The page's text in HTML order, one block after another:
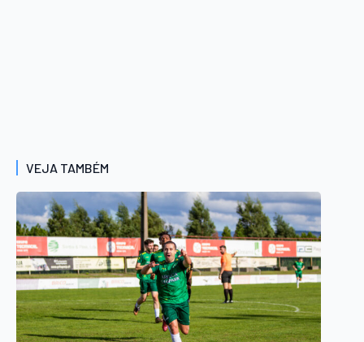
VEJA TAMBÉM